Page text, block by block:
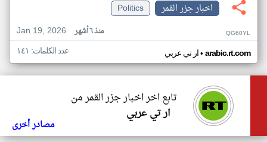
اخبار جزر القمر
Politics
Jan 19, 2026
منذ ٦ أشهر QG60YL
ار تي عربي• arabic.rt.com عدد الكلمات: ١٤١
تابع اخر اخبار جزر القمر من
ار تي عربي
مصادر أخرى